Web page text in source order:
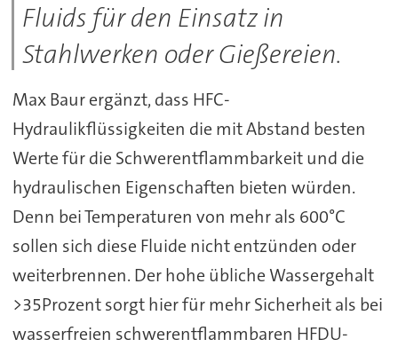
Fluids für den Einsatz in
Stahlwerken oder Gießereien.
Max Baur ergänzt, dass HFC-
Hydraulikflüssigkeiten die mit Abstand besten
Werte für die Schwerentflammbarkeit und die
hydraulischen Eigenschaften bieten würden.
Denn bei Temperaturen von mehr als 600°C
sollen sich diese Fluide nicht entzünden oder
weiterbrennen. Der hohe übliche Wassergehalt
>35Prozent sorgt hier für mehr Sicherheit als bei
wasserfreien schwerentflammbaren HFDU-